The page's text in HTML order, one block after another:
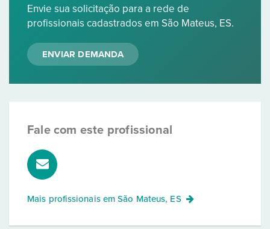
Envie sua solicitação para a rede de
profissionais cadastrados em São Mateus, ES.
ENVIAR DEMANDA
Fale com este profissional
Mais profissionais emSão Mateus, ES